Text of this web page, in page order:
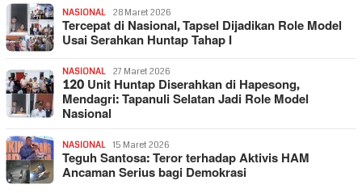
NASIONAL 28 Maret 2026
Tercepat di Nasional, Tapsel Dijadikan Role Model
Usai Serahkan Huntap Tahap I
NASIONAL 27 Maret 2026
120 Unit Huntap Diserahkan di Hapesong,
Mendagri: Tapanuli Selatan Jadi Role Model
Nasional
NASIONAL 15 Maret 2026
Teguh Santosa: Teror terhadap Aktivis HAM
Ancaman Serius bagi Demokrasi